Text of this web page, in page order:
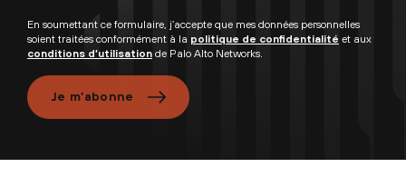
En soumettant ce formulaire, j’accepte que mes données personnelles
soient traitées conformément à la politique de confidentialité et aux
conditions d’utilisation de Palo Alto Networks.
Je m’abonne